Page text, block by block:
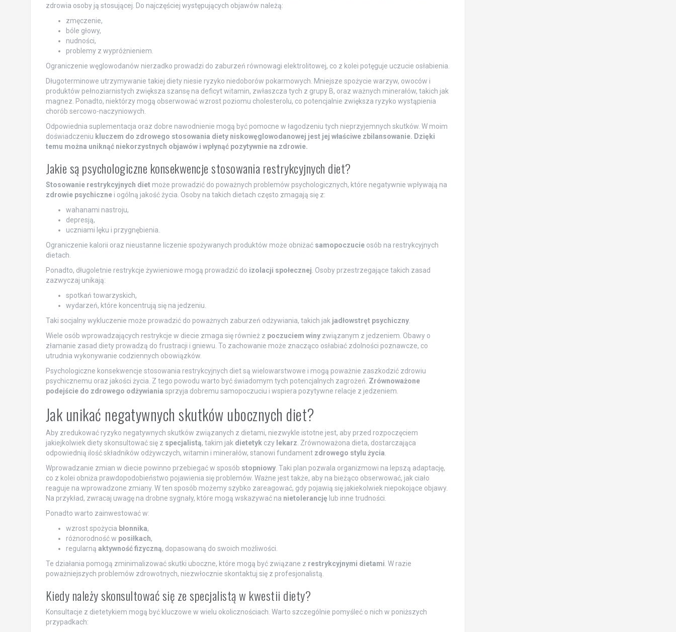
zdrowia osoby ją stosującej. Do najczęściej występujących objawów należą:
zmęczenie,
bóle głowy,
nudności,
problemy z wypróżnieniem.
Ograniczenie węglowodanów nierzadko prowadzi do zaburzeń równowagi elektrolitowej, co z kolei potęguje uczucie osłabienia.
Długoterminowe utrzymywanie takiej diety niesie ryzyko niedoborów pokarmowych. Mniejsze spożycie warzyw, owoców i
produktów pełnoziarnistych zwiększa szansę na deficyt witamin, zwłaszcza tych z grupy B, oraz ważnych minerałów, takich jak
magnez. Ponadto, niektórzy mogą obserwować wzrost poziomu cholesterolu, co potencjalnie zwiększa ryzyko wystąpienia
chorób sercowo-naczyniowych.
Odpowiednia suplementacja oraz dobre nawodnienie mogą być pomocne w łagodzeniu tych nieprzyjemnych skutków. W moim
doświadczeniu kluczem do zdrowego stosowania diety niskowęglowodanowej jest jej właściwe zbilansowanie. Dzięki
temu można uniknąć niekorzystnych objawów i wpłynąć pozytywnie na zdrowie.
Jakie są psychologiczne konsekwencje stosowania restrykcyjnych diet?
Stosowanie restrykcyjnych dietmoże prowadzić do poważnych problemów psychologicznych, które negatywnie wpływają na
zdrowie psychicznei ogólną jakość życia. Osoby na takich dietach często zmagają się z:
wahanami nastroju,
depresją,
uczniami lęku i przygnębienia.
Ograniczenie kalorii oraz nieustanne liczenie spożywanych produktów może obniżać samopoczucieosób na restrykcyjnych
dietach.
Ponadto, długoletnie restrykcje żywieniowe mogą prowadzić do izolacji społecznej . Osoby przestrzegające takich zasad
zazwyczaj unikają:
spotkań towarzyskich,
wydarzeń, które koncentrują się na jedzeniu.
Taki socjalny wykluczenie może prowadzić do poważnych zaburzeń odżywiania, takich jak jadłowstręt psychiczny.
Wiele osób wprowadzających restrykcje w diecie zmaga się również z poczuciem winyzwiązanym z jedzeniem. Obawy o
złamanie zasad diety prowadzą do frustracji i gniewu. To zachowanie może znacząco osłabiać zdolności poznawcze, co
utrudnia wykonywanie codziennych obowiązków.
Psychologiczne konsekwencje stosowania restrykcyjnych diet są wielowarstwowe i mogą poważnie zaszkodzić zdrowiu
psychicznemu oraz jakości życia. Z tego powodu warto być świadomym tych potencjalnych zagrożeń. Zrównoważone
podejście do zdrowego odżywiania sprzyja dobremu samopoczuciu i wspiera pozytywne relacje z jedzeniem.
Jak unikać negatywnych skutków ubocznych diet?
Aby zredukować ryzyko negatywnych skutków związanych z dietami, niezwykle istotne jest, aby przed rozpoczęciem
jakiejkolwiek diety skonsultować się z specjalistą, takim jak dietetykczy lekarz . Zrównoważona dieta, dostarczająca
odpowiednią ilość składników odżywczych, witamin i minerałów, stanowi fundament zdrowego stylu życia
Wprowadzanie zmian w diecie powinno przebiegać w sposób stopniowy. Taki plan pozwala organizmowi na lepszą adaptację,
co z kolei obniża prawdopodobieństwo pojawienia się problemów. Ważne jest także, aby na bieżąco obserwować, jak ciało
reaguje na wprowadzone zmiany. W ten sposób możemy szybko zareagować, gdy pojawią się jakiekolwiek niepokojące objawy.
Na przykład, zwracaj uwagę na drobne sygnały, które mogą wskazywać na nietolerancję lub inne trudności.
Ponadto warto zainwestować w:
wzrost spożycia błonnika,
różnorodność w posiłkach,
regularną aktywność fizyczną, dopasowaną do swoich możliwości.
Te działania pomogą zminimalizować skutki uboczne, które mogą być związane z restrykcyjnymi dietami . W razie
poważniejszych problemów zdrowotnych, niezwłocznie skontaktuj się z profesjonalistą.
Kiedy należy skonsultować się ze specjalistą w kwestii diety?
Konsultacje z dietetykiem mogą być kluczowe w wielu okolicznościach. Warto szczególnie pomyśleć o nich w poniższych
przypadkach: